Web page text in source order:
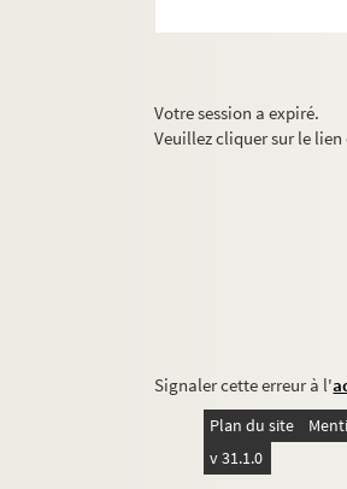
Votre session a expiré.
Veuillez cliquer sur le
Signaler cette erreur à l'
Plan du site
v 31.1.0